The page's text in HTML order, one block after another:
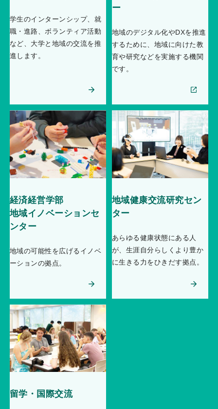
学生のインターンシップ、就
職・進路、ボランティア活動
など、大学と地域の交流を推
進します。
ー
地域のデジタル化やDXを推進
するために、地域に向けた教
育や研究などを実施する機関
です。
経済経営学部
地域イノベーションセ
ンター
地域の可能性を広げるイノベ
ーションの拠点。
地域健康交流研究セン
ター
あらゆる健康状態にある人
が、生涯自分らしくより豊か
に生きる力をひきだす拠点。
留学・国際交流